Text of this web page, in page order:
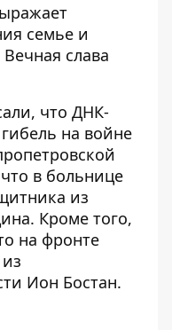
семье и
слава
что ДНК-
на войне
в больнице
из
. Кроме того,
на фронте
Ион Бостан.